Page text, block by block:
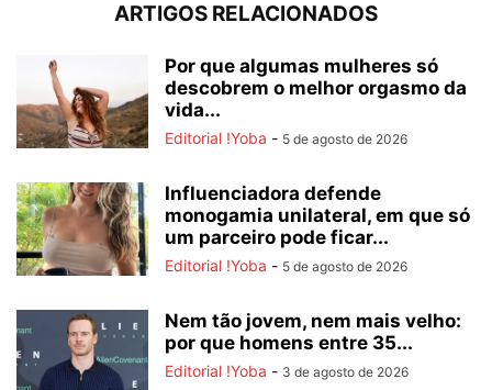
ARTIGOS RELACIONADOS
Por que algumas mulheres só
descobrem o melhor orgasmo da
vida...
Editorial !Yoba - 5 de agosto de 2026
Influenciadora defende
monogamia unilateral, em que só
um parceiro pode ficar...
Editorial !Yoba - 5 de agosto de 2026
Nem tão jovem, nem mais velho:
por que homens entre 35...
Editorial !Yoba - 3 de agosto de 2026